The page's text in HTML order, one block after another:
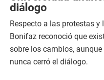
diálogo
Respecto a las protestas
Bonifaz reconoció que
sobre los cambios,
nunca cerró el diálogo.